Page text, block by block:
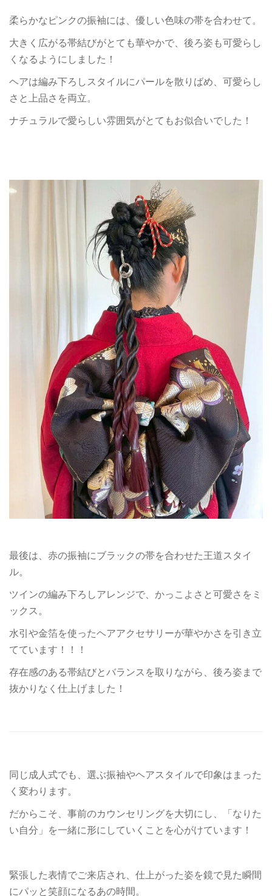
柔らかなピンクの振袖には、優しい色味の帯を合わせて。
大きく広がる帯結びがとても華やかで、後ろ姿も可愛らし
くなるようにしました！
ヘアは編み下ろしスタイルにパールを散りばめ、可愛らし
さと上品さを両立。
ナチュラルで愛らしい雰囲気がとてもお似合いでした！
最後は、赤の振袖にブラックの帯を合わせた王道スタイ
ル。
ツインの編み下ろしアレンジで、かっこよさと可愛さをミ
ックス。
水引や金箔を使ったヘアアクセサリーが華やかさを引き立
てています！！！
存在感のある帯結びとバランスを取りながら、後ろ姿まで
抜かりなく仕上げました！
同じ成人式でも、選ぶ振袖やヘアスタイルで印象はまった
く変わります。
だからこそ、事前のカウンセリングを大切にし、「なりた
い自分」を一緒に形にしていくことを心がけています！
緊張した表情でご来店され、仕上がった姿を鏡で見た瞬間
にパッと笑顔になるあの時間。